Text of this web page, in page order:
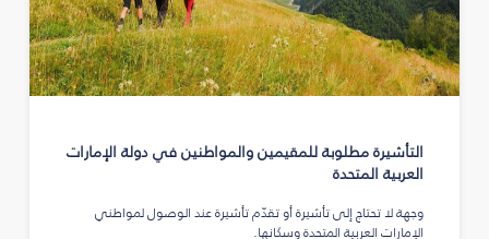
التأشيرة مطلوبة للمقيمين والمواطنين في دولة الإمارات
العربية المتحدة
وجهة لا تحتاج إلى تأشيرة أو تقدّم تأشيرة عند الوصول لمواطني
الإمارات العربية المتحدة وسكانها.